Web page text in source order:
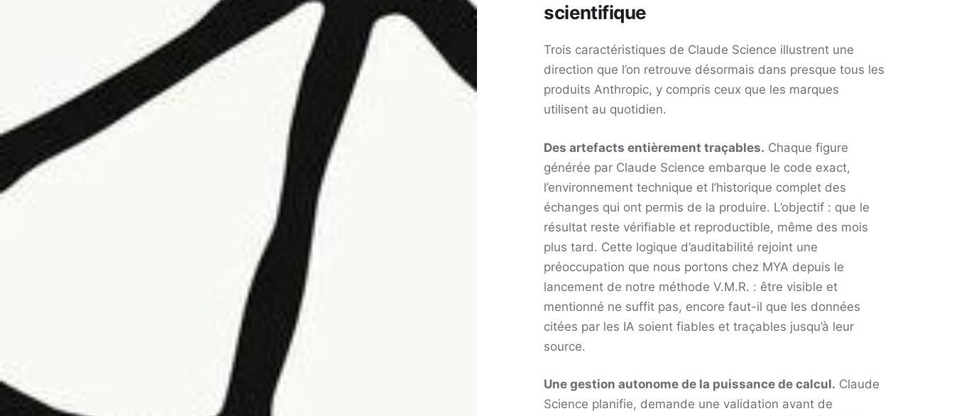
scientifique
Trois caractéristiques de Claude Science illustrent une
direction que l’on retrouve désormais dans presque tous les
produits Anthropic, y compris ceux que les marques
utilisent au quotidien.
Des artefacts entièrement traçables. Chaque figure
générée par Claude Science embarque le code exact,
l’environnement technique et l’historique complet des
échanges qui ont permis de la produire. L’objectif : que le
résultat reste vérifiable et reproductible, même des mois
plus tard. Cette logique d’auditabilité rejoint une
préoccupation que nous portons chez MYA depuis le
lancement de notre méthode V.M.R. : être visible et
mentionné ne suffit pas, encore faut-il que les données
citées par les IA soient fiables et traçables jusqu’à leur
source.
Une gestion autonome de la puissance de calcul. Claude
Science planifie, demande une validation avant de